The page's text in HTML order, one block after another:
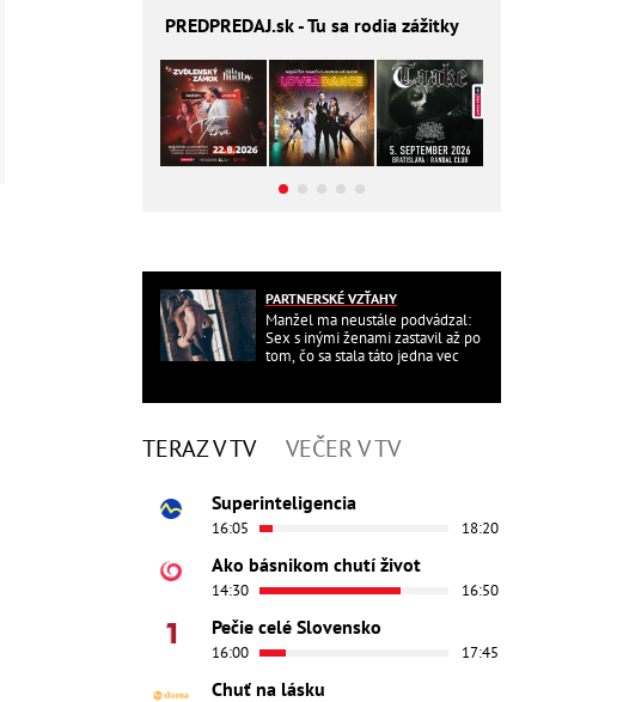
PREDPREDAJ.sk - Tu sa rodia zážitky
PARTNERSKÉ VZŤAHY
Manžel ma neustále podvádzal:
Sex s inými ženami zastavil až po
tom, čo sa stala táto jedna vec
TERAZ V TV VEČER V TV
Superinteligencia
16:05 18:20
Ako básnikom chutí život
14:30 16:50
Pečie celé Slovensko
16:00 17:45
Chuť na lásku